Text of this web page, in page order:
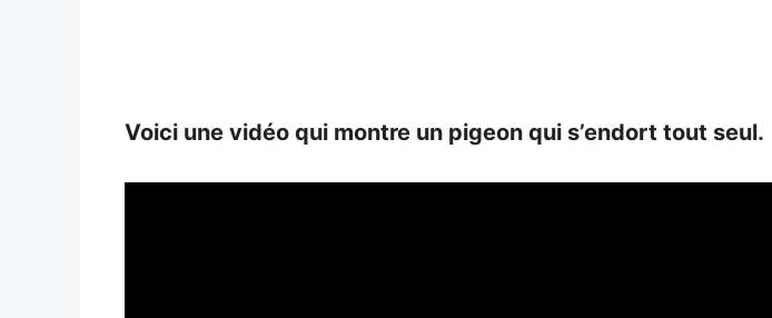
Voici une vidéo qui montre un pigeon qui s’endort tout seul.